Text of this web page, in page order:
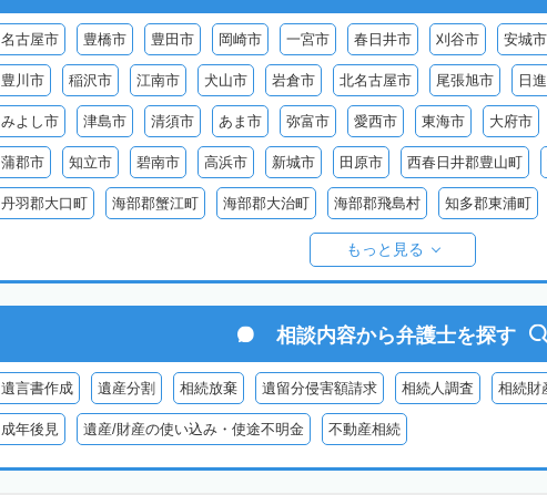
名古屋市 豊橋市 豊田市 岡崎市 一宮市 春日井市 刈谷市 安城市
豊川市 稲沢市 江南市 犬山市 岩倉市 北名古屋市 尾張旭市 日
みよし市 津島市 清須市 あま市 弥富市 愛西市 東海市 大府市
蒲郡市 知立市 碧南市 高浜市 新城市 田原市 西春日井郡豊山町
丹羽郡大口町 海部郡蟹江町 海部郡大治町 海部郡飛島村 知多郡東浦町
北設楽郡設楽町
もっと見る
相談内容から弁護士を探す
遺言書作成 遺産分割 相続放棄 遺留分侵害額請求 相続人調査 相続財
成年後見 遺産/財産の使い込み・使途不明金 不動産相続